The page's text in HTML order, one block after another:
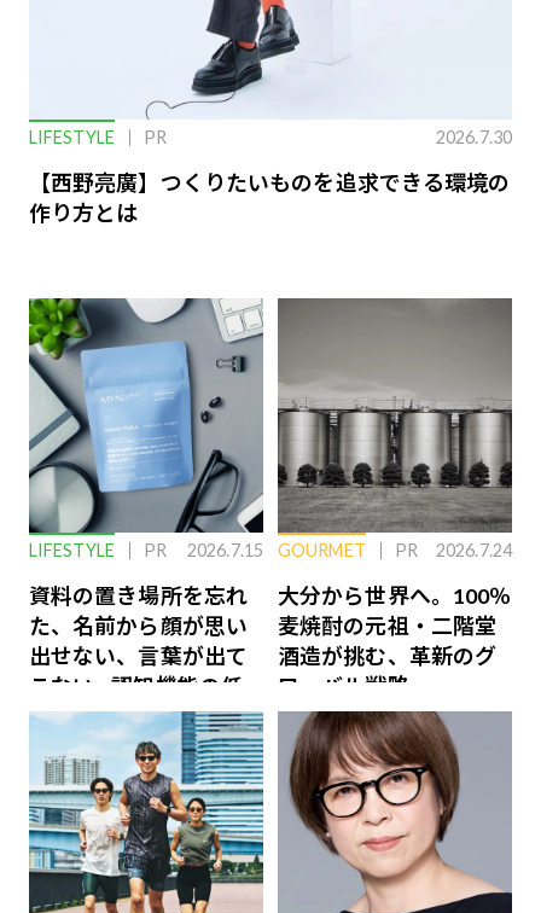
LIFESTYLE PR 2026.7.30
【西野亮廣】つくりたいものを追求できる環境の
作り方とは
LIFESTYLE PR 2026.7.15
資料の置き場所を忘れ
た、名前から顔が思い
出せない、言葉が出て
こない…認知機能の低
下を救う、脳のインナ
ーケアとは
GOURMET PR 2026.7.24
大分から世界へ。100％
麦焼酎の元祖・二階堂
酒造が挑む、革新のグ
ローバル戦略